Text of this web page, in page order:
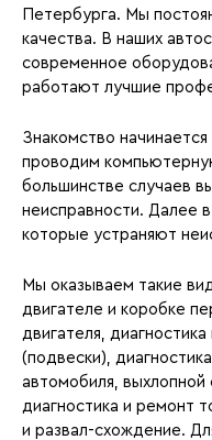
Петербурга. Мы
качества. В наших
современное
работают лучшие
Знакомство
проводим
большинстве случаев
неисправности. Далее
которые устраняют
Мы оказываем такие
двигателе и коробке
двигателя,
(подвески),
автомобиля,
диагностика и ремонт
и развал-схождение.